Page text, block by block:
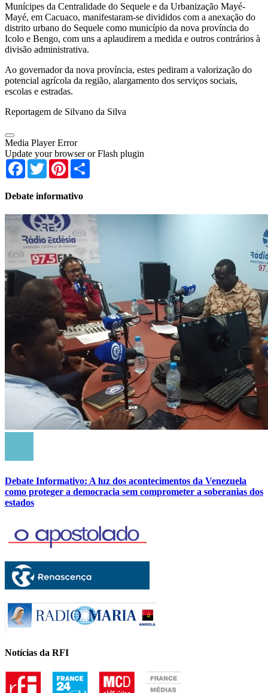
Munícipes da Centralidade do Sequele e da Urbanização Mayé-
Mayé, em Cacuaco, manifestaram-se divididos com a anexação do
distrito urbano do Sequele como município da nova província do
Icolo e Bengo, com uns a aplaudirem a medida e outros contrários à
divisão administrativa.
Ao governador da nova província, estes pediram a valorização do
potencial agrícola da região, alargamento dos serviços sociais,
escolas e estradas.
Reportagem de Silvano da Silva
Media Player Error
Update your browser or Flash plugin
Facebook
TwitterPinterest
Debate informativo
Debate Informativo: A luz dos acontecimentos da Venezuela
como proteger a democracia sem comprometer a soberanias dos
estados
Notícias da RFI